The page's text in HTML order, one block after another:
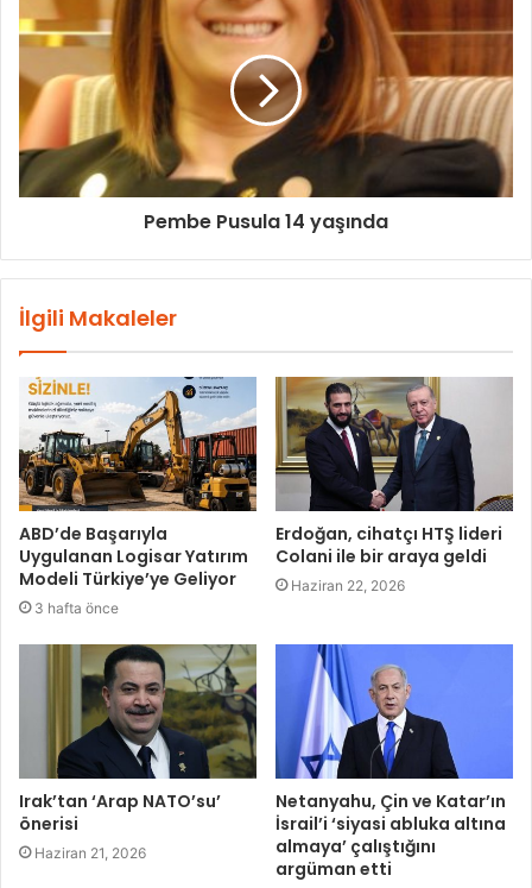
Pembe Pusula 14 yaşında
İlgili Makaleler
ABD’de Başarıyla
Uygulanan Logisar Yatırım
Modeli Türkiye’ye Geliyor
3 hafta önce
Erdoğan, cihatçı HTŞ lideri
Colani ile bir araya geldi
Haziran 22, 2026
Irak’tan ‘Arap NATO’su’
önerisi
Haziran 21, 2026
Netanyahu, Çin ve Katar’ın
İsrail’i ‘siyasi abluka altına
almaya’ çalıştığını
argüman etti